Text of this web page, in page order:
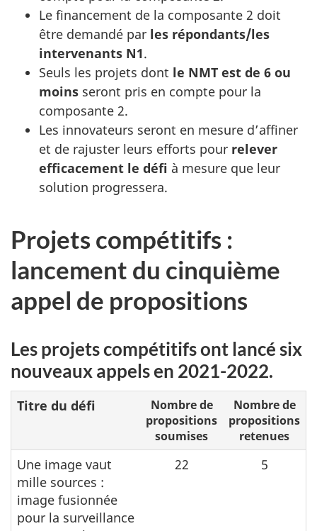
Le financement de la composante 2 doit
être demandé par les répondants/les
intervenants N1.
Seuls les projets dont le NMT est de 6 ou
moins seront pris en compte pour la
composante 2.
Les innovateurs seront en mesure d’affiner
et de rajuster leurs efforts pour relever
efficacement le défi à mesure que leur
solution progressera.
Projets compétitifs :
lancement du cinquième
appel de propositions
Les projets compétitifs ont lancé six
nouveaux appels en 2021-2022.
Titre du défi
Nombre de
propositions
soumises
Nombre de
propositions
retenues
Une image vaut
mille sources :
image fusionnée
pour la surveillance
22 5